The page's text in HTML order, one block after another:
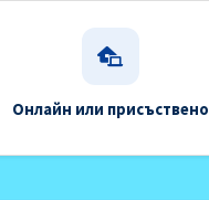
Онлайн или присъствено